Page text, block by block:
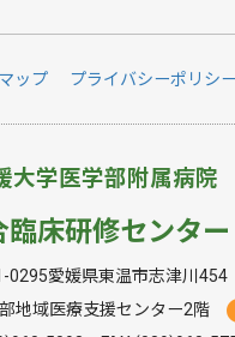
ップ プライバシーポリシー
大学医学部附属病院
臨床研修センター
0295愛媛県東温市志津川454
地域医療支援センター2階